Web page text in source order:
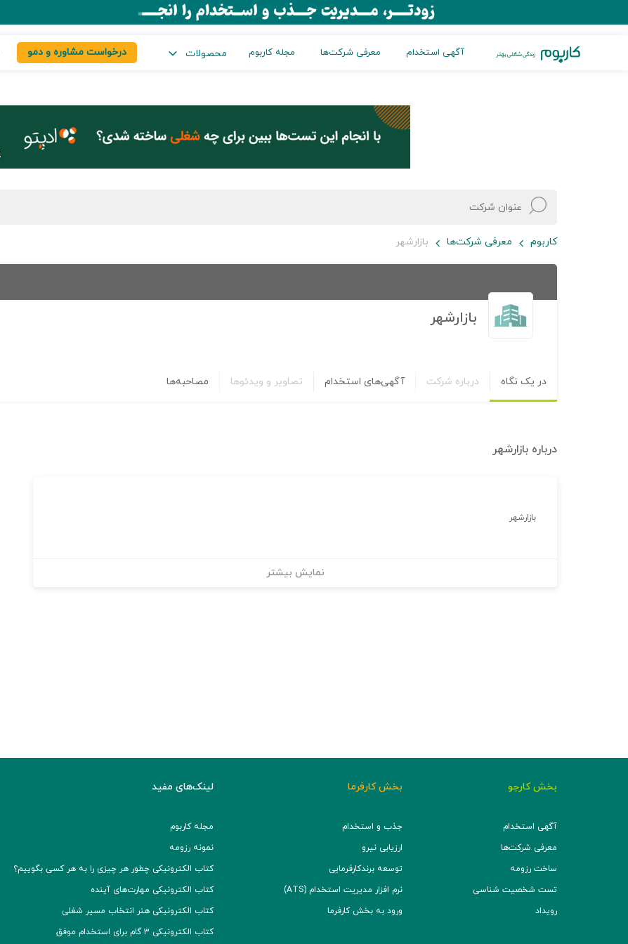
آگهی استخدام معرفی شرکت‌ها مجله کاربوم محصولات درخواست مشاوره و دمو
کاربوم معرفی شرکت‌ها بازارشهر
بازارشهر
در یک نگاه درباره شرکت آگهی‌های استخدام تصاویر و ویدئوها مصاحبه‌ها
درباره بازارشهر
بازارشهر
نمایش بیشتر
بخش کارجو
آگهی استخدام
معرفی شرکت‌ها
ساخت رزومه
تست شخصیت شناسی
رویداد
بخش کارفرما
جذب و استخدام
ارزیابی نیرو
توسعه برند‌کارفرمایی
نرم افزار مدیریت استخدام (ATS)
ورود به بخش کارفرما
لینک‌های مفید
مجله کاربوم
نمونه رزومه
کتاب الکترونیکی چطور هر چیزی را به هر کسی بگوییم؟
کتاب الکترونیکی مهارت‌های آینده
کتاب الکترونیکی هنر انتخاب مسیر شغلی
کتاب الکترونیکی ۳ گام برای استخدام موفق